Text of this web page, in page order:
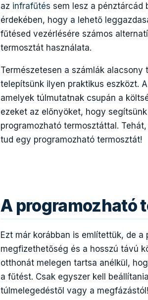
az infrafűtés sem lesz a pénztárcád
érdekében, hogy a lehető
fűtésed vezérlésére számos
termosztát használata.
Természetesen a számlák
telepítsünk ilyen praktikus eszközt.
amelyek túlmutatnak csupán a
ezeket az előnyöket, hogy
programozható termosztáttal.
tud egy programozható termosztát!
A programozható
Ezt már korábban is említettük, de
megfizethetőség és a hosszú távú
otthonát melegen tartsa anélkül,
a fűtést. Csak egyszer kell
túlmelegedéstől vagy a megfázástól!